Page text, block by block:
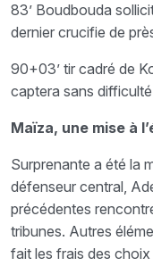
83’ Boudbouda
dernier crucifie de
90+03’ tir cadré de
captera sans
Maïza, une mise à
Surprenante a été la
défenseur central,
précédentes
tribunes. Autres
fait les frais des